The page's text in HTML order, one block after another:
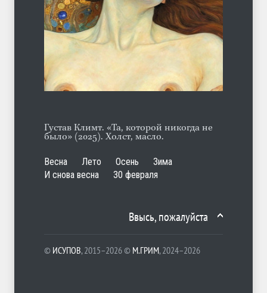
Гауптштурмфюрер Бегер
ЛЕТО 10.08.2026
Густав Климт. «Та, которой никогда не
было» (2025). Холст, масло.
Весна Лето Осень
Зима
И снова весна
30 февраля
Ввысь, пожалуйста
© ИСУПОВ, 2015–2026 © М.ГРИМ, 2024–2026